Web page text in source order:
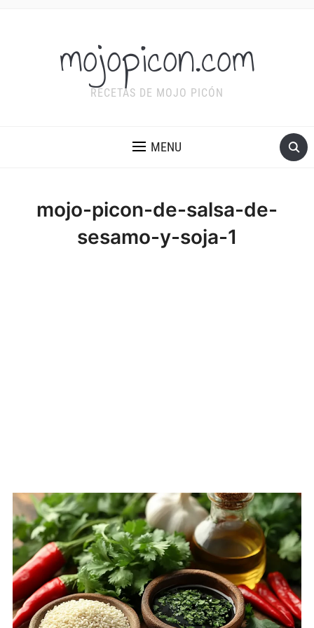
mojopicon.com
RECETAS DE MOJO PICÓN
MENU
mojo-picon-de-salsa-de-
sesamo-y-soja-1